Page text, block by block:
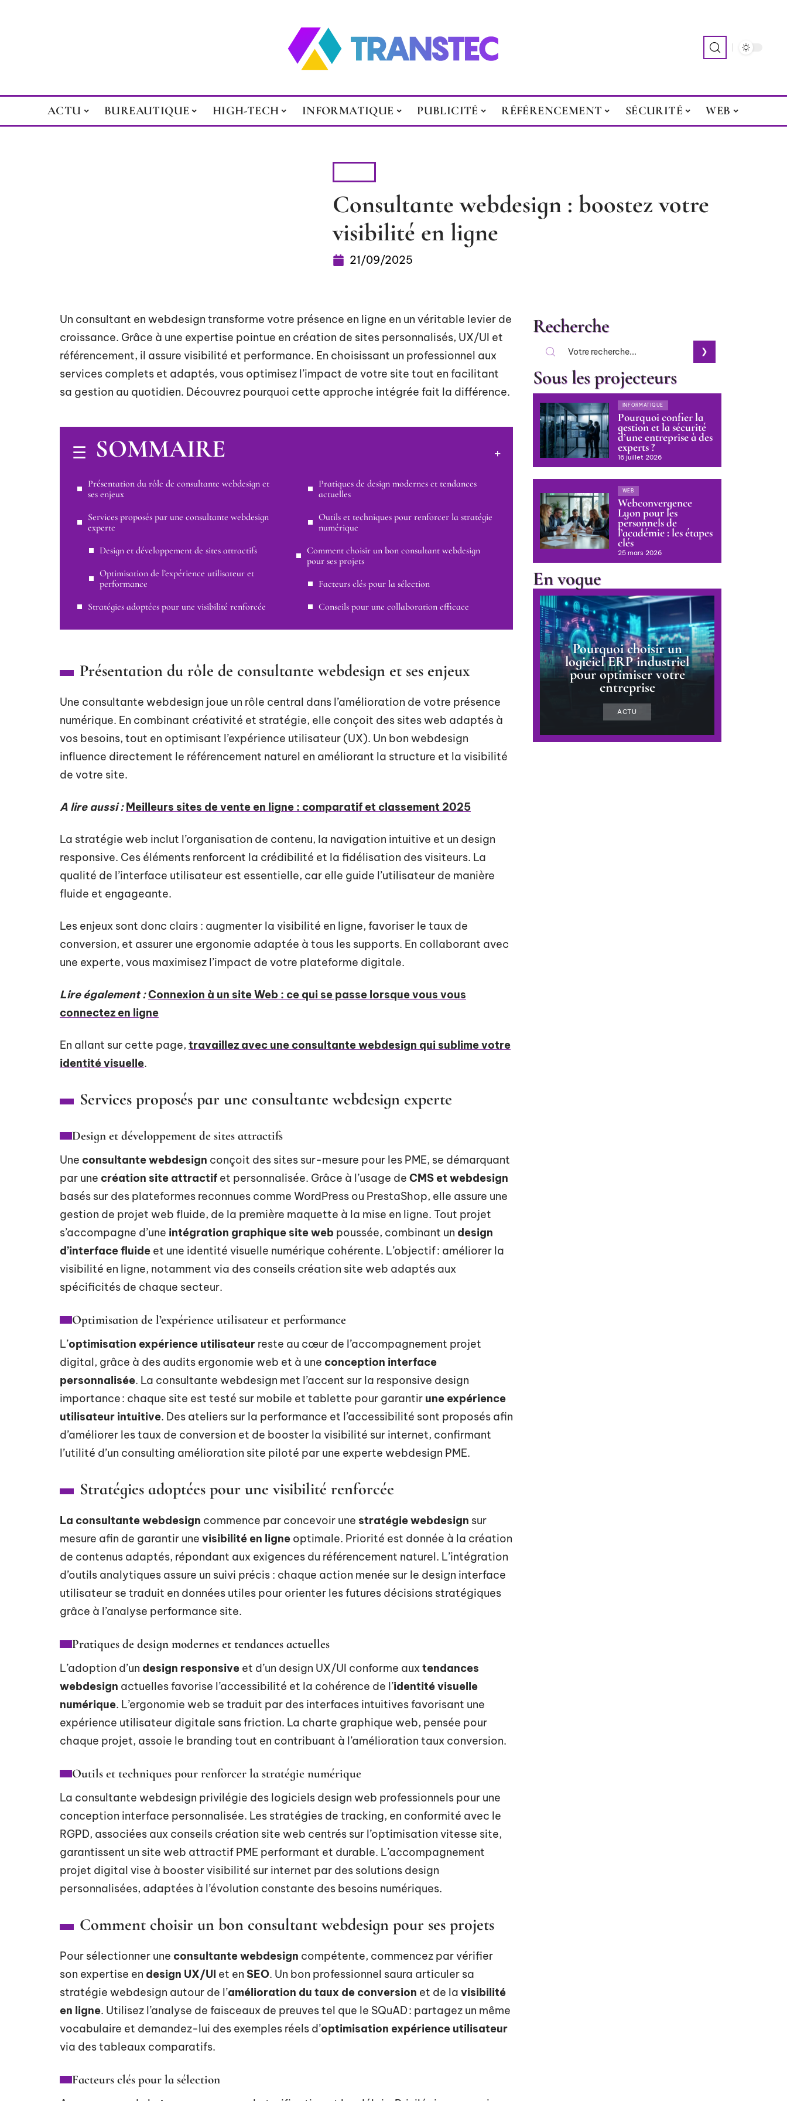
ACTU BUREAUTIQUE HIGH-TECH INFORMATIQUE PUBLICITÉ RÉFÉRENCEMENT SÉCURITÉ WEB
Consultante webdesign : boostez votre
visibilité en ligne
21/09/2025
Un consultant en webdesign transforme votre présence en ligne en un véritable levier de
croissance. Grâce à une expertise pointue en création de sites personnalisés, UX/UI et
référencement, il assure visibilité et performance. En choisissant un professionnel aux
services complets et adaptés, vous optimisez l’impact de votre site tout en facilitant
sa gestion au quotidien. Découvrez pourquoi cette approche intégrée fait la différence.
SOMMAIRE
Présentation du rôle de consultante webdesign et
ses enjeux
Services proposés par une consultante webdesign
experte
Design et développement de sites attractifs
Optimisation de l’expérience utilisateur et
performance
Stratégies adoptées pour une visibilité renforcée
Pratiques de design modernes et tendances
actuelles
Outils et techniques pour renforcer la stratégie
numérique
Comment choisir un bon consultant webdesign
pour ses projets
Facteurs clés pour la sélection
Conseils pour une collaboration efficace
Présentation du rôle de consultante webdesign et ses enjeux
Une consultante webdesign joue un rôle central dans l’amélioration de votre présence
numérique. En combinant créativité et stratégie, elle conçoit des sites web adaptés à
vos besoins, tout en optimisant l’expérience utilisateur (UX). Un bon webdesign
influence directement le référencement naturel en améliorant la structure et la visibilité
de votre site.
A lire aussi : Meilleurs sites de vente en ligne : comparatif et classement 2025
La stratégie web inclut l’organisation de contenu, la navigation intuitive et un design
responsive. Ces éléments renforcent la crédibilité et la fidélisation des visiteurs. La
qualité de l’interface utilisateur est essentielle, car elle guide l’utilisateur de manière
fluide et engageante.
Les enjeux sont donc clairs : augmenter la visibilité en ligne, favoriser le taux de
conversion, et assurer une ergonomie adaptée à tous les supports. En collaborant avec
une experte, vous maximisez l’impact de votre plateforme digitale.
Lire également :Connexion à un site Web : ce qui se passe lorsque vous vous
connectez en ligne
En allant sur cette page, travaillez avec une consultante webdesign qui sublime votre
identité visuelle.
Services proposés par une consultante webdesign experte
Design et développement de sites attractifs
Une consultante webdesign conçoit des sites sur-mesure pour les PME, se démarquant
par une création site attractif et personnalisée. Grâce à l’usage de CMS et webdesign
basés sur des plateformes reconnues comme WordPress ou PrestaShop, elle assure une
gestion de projet web fluide, de la première maquette à la mise en ligne. Tout projet
s’accompagne d’une intégration graphique site web poussée, combinant un design
d’interface fluide et une identité visuelle numérique cohérente. L’objectif : améliorer la
visibilité en ligne, notamment via des conseils création site web adaptés aux
spécificités de chaque secteur.
Optimisation de l’expérience utilisateur et performance
L’optimisation expérience utilisateur reste au cœur de l’accompagnement projet
digital, grâce à des audits ergonomie web et à une conception interface
personnalisée. La consultante webdesign met l’accent sur la responsive design
importance : chaque site est testé sur mobile et tablette pour garantir une expérience
utilisateur intuitive. Des ateliers sur la performance et l’accessibilité sont proposés afin
d’améliorer les taux de conversion et de booster la visibilité sur internet, confirmant
l’utilité d’un consulting amélioration site piloté par une experte webdesign PME.
Stratégies adoptées pour une visibilité renforcée
La consultante webdesign commence par concevoir une stratégie webdesign sur
mesure afin de garantir une visibilité en ligne optimale. Priorité est donnée à la création
de contenus adaptés, répondant aux exigences du référencement naturel. L’intégration
d’outils analytiques assure un suivi précis : chaque action menée sur le design interface
utilisateur se traduit en données utiles pour orienter les futures décisions stratégiques
grâce à l’analyse performance site.
Pratiques de design modernes et tendances actuelles
L’adoption d’un design responsive et d’un design UX/UI conforme aux tendances
webdesign actuelles favorise l’accessibilité et la cohérence de l’identité visuelle
numérique. L’ergonomie web se traduit par des interfaces intuitives favorisant une
expérience utilisateur digitale sans friction. La charte graphique web, pensée pour
chaque projet, assoie le branding tout en contribuant à l’amélioration taux conversion.
Outils et techniques pour renforcer la stratégie numérique
La consultante webdesign privilégie des logiciels design web professionnels pour une
conception interface personnalisée. Les stratégies de tracking, en conformité avec le
RGPD, associées aux conseils création site web centrés sur l’optimisation vitesse site,
garantissent un site web attractif PME performant et durable. L’accompagnement
projet digital vise à booster visibilité sur internet par des solutions design
personnalisées, adaptées à l’évolution constante des besoins numériques.
Comment choisir un bon consultant webdesign pour ses projets
Pour sélectionner une consultante webdesign compétente, commencez par vérifier
son expertise en design UX/UI et en SEO. Un bon professionnel saura articuler sa
stratégie webdesign autour de l’amélioration du taux de conversion et de la visibilité
en ligne. Utilisez l’analyse de faisceaux de preuves tel que le SQuAD : partagez un même
vocabulaire et demandez-lui des exemples réels d’optimisation expérience utilisateur
via des tableaux comparatifs.
Facteurs clés pour la sélection
Recherche
Sous les projecteurs
INFORMATIQUE
Pourquoi confier la
gestion et la sécurité
d’une entreprise à des
experts ?
16 juillet 2026
WEB
Webconvergence
Lyon pour les
personnels de
l’académie : les étapes
clés
25 mars 2026
En vogue
Pourquoi choisir un
logiciel ERP industriel
pour optimiser votre
entreprise
ACTU